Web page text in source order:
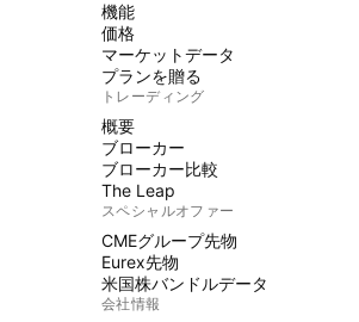
機能
価格
マーケットデータ
プランを贈る
トレーディング
概要
ブローカー
ブローカー比較
The Leap
スペシャルオファー
CMEグループ先物
Eurex先物
米国株バンドルデータ
会社情報